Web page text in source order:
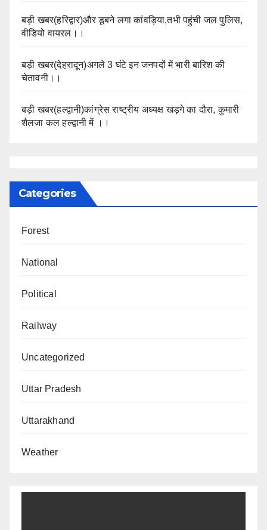
बड़ी खबर(हरिद्वार)और डूबने लगा कांवड़िया,तभी पहुंची जल पुलिस,
वीडियो वायरल।।
बड़ी खबर(देहरादून)अगले 3 घंटे इन जनपदों में भारी बारिश की
चेतावनी।।
बड़ी खबर(हल्द्वानी)कांग्रेस राष्ट्रीय अध्यक्ष खड़गे का दौरा, कुमारी
शैलजा कल हल्द्वानी में ।।
Categories
Forest
National
Political
Railway
Uncategorized
Uttar Pradesh
Uttarakhand
Weather